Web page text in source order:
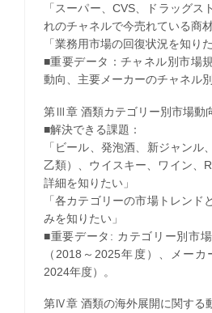
「スーパー、CVS、ドラッグス
れのチャネルで今売れている商材
「業務用市場の回復状況を知りた
■重要データ：チャネル別市場
動向、主要メーカーのチャネル別
第Ⅲ章 酒類カテゴリー別市場動
■解決できる課題：
「ビール、発泡酒、新ジャンル
乙類）、ウイスキー、ワイン、
詳細を知りたい」
「各カテゴリーの市場トレンド
みを知りたい」
■重要データ: カテゴリー別市
（2018～2025年度）、メー
2024年度）。
第Ⅳ章 酒類の海外展開に関する